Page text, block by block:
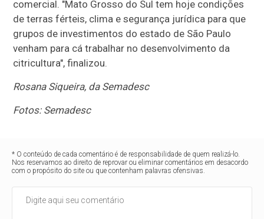
comercial. "Mato Grosso do Sul tem hoje condições
de terras férteis, clima e segurança jurídica para que
grupos de investimentos do estado de São Paulo
venham para cá trabalhar no desenvolvimento da
citricultura", finalizou.
Rosana Siqueira, da Semadesc
Fotos: Semadesc
* O conteúdo de cada comentário é de responsabilidade de quem realizá-lo.
Nos reservamos ao direito de reprovar ou eliminar comentários em desacordo
com o propósito do site ou que contenham palavras ofensivas.